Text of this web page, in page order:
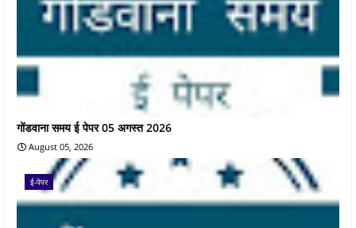
गोंडवाना समय ई पेपर 05 अगस्त 2026
August 05, 2026
ई-पेपर